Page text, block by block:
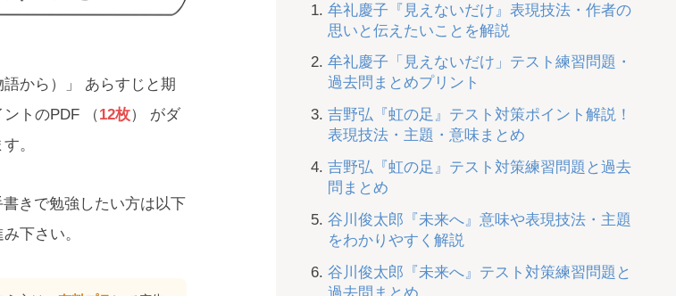
語から）」 あらすじと期
トのPDF （12枚） がダ
。
きで勉強したい方は以下
下さい。
牟礼慶子『見えないだけ』表現技法・作者の
思いと伝えたいことを解説
牟礼慶子「見えないだけ」テスト練習問題・
過去問まとめプリント
吉野弘『虹の足』テスト対策ポイント解説！
表現技法・主題・意味まとめ
吉野弘『虹の足』テスト対策練習問題と過去
問まとめ
谷川俊太郎『未来へ』意味や表現技法・主題
をわかりやすく解説
谷川俊太郎『未来へ』テスト対策練習問題と
過去問まとめ